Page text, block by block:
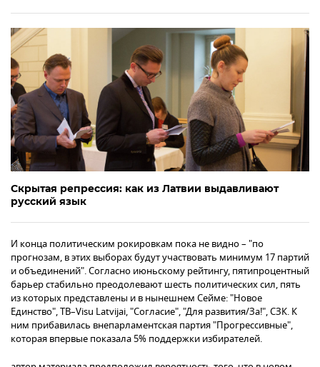
Скрытая репрессия: как из Латвии выдавливают
русский язык
И конца политическим рокировкам пока не видно – "по
прогнозам, в этих выборах будут участвовать минимум 17 партий
и объединений". Согласно июньскому рейтингу, пятипроцентный
барьер стабильно преодолевают шесть политических сил, пять
из которых представлены и в нынешнем Сейме: "Новое
Единство", TB–Visu Latvijai, "Согласие", "Для развития/За!", СЗК. К
ним прибавилась внепарламентская партия "Прогрессивные",
которая впервые показала 5% поддержки избирателей.